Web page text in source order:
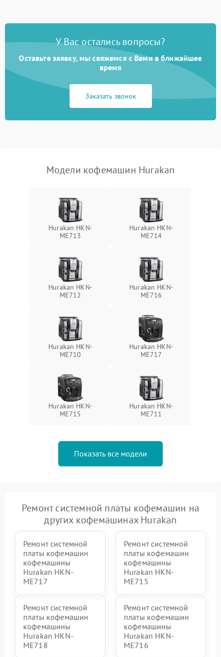
Постоянные сбои в работе 1500 ₽ Подробнее →
У Вас остались вопросы?
Оставьте заявку, мы свяжемся с Вами в ближайшее
время
Заказать звонок
Модели кофемашин Hurakan
Hurakan HKN-
ME713
Hurakan HKN-
ME714
Hurakan HKN-
ME712
Hurakan HKN-
ME716
Hurakan HKN-
ME710
Hurakan HKN-
ME717
Hurakan HKN-
ME715
Hurakan HKN-
ME711
Показать все модели
Ремонт системной платы кофемашин на
других кофемашинах Hurakan
Ремонт системной
платы кофемашин
кофемашины
Hurakan HKN-
ME717
Ремонт системной
платы кофемашин
кофемашины
Hurakan HKN-
ME715
Ремонт системной
платы кофемашин
кофемашины
Hurakan HKN-
ME718
Ремонт системной
платы кофемашин
кофемашины
Hurakan HKN-
ME716